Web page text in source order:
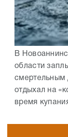
В
области
смертельным
отдыхал на
время